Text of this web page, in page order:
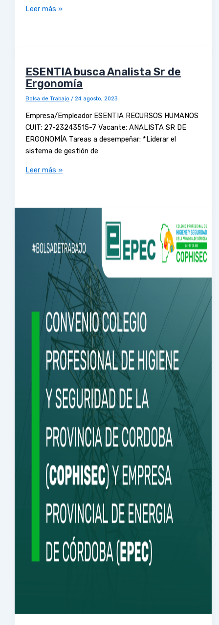
Leer más »
ESENTIA busca Analista Sr de
Ergonomía
Bolsa de Trabajo /24 agosto, 2023
Empresa/Empleador ESENTIA RECURSOS HUMANOS
CUIT: 27-23243515-7 Vacante: ANALISTA SR DE
ERGONOMÍA Tareas a desempeñar: *Liderar el
sistema de gestión de
Leer más »